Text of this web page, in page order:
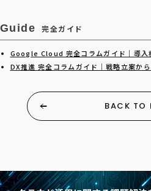
Guide 完全ガイド
Google Cloud 完全コラムガイド｜導入
DX推進 完全コラムガイド｜戦略立案か
BACK TO